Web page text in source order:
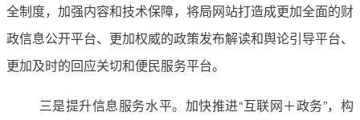
全制度，加强内容和技术保障，将局网站打造成更加全面的财
政信息公开平台、更加权威的政策发布解读和舆论引导平台、
更加及时的回应关切和便民服务平台。
三是提升信息服务水平。加快推进“互联网＋政务”，构